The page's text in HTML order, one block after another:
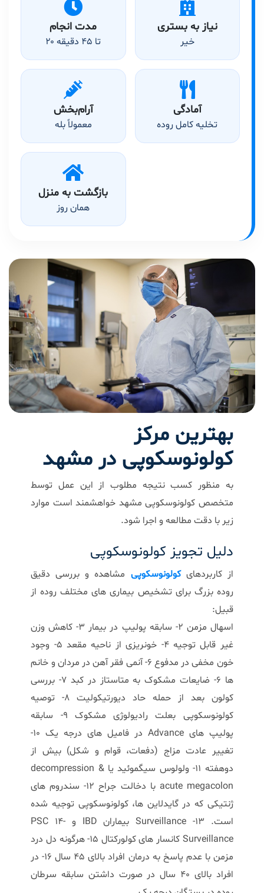
مدت انجام
۲۰ تا ۴۵ دقیقه
نیاز به بستری
خیر
آرام‌بخش
معمولاً بله
آمادگی
تخلیه کامل روده
بازگشت به منزل
همان روز
بهترین مرکز
کولونوسکوپی در مشهد
به منظور کسب نتیجه مطلوب از این عمل توسط
متخصص کولونوسکوپی مشهد خواهشمند است موارد
زیر با دقت مطالعه و اجرا شود.
دلیل تجویز کولونوسکوپی
از کاربردهایکولونوسکوپی مشاهده و بررسی دقیق
روده بزرگ برای تشخیص بیماری های مختلف روده از
قبیل:
اسهال مزمن 2- سابقه پولیپ در بیمار 3- کاهش وزن
غیر قابل توجیه 4- خونریزی از ناحیه مقعد 5- وجود
خون مخفی در مدفوع 6- آنمی فقر آهن در مردان و خانم
ها 6- ضایعات مشکوک به متاستاز در کبد 7- بررسی
کولون بعد از حمله حاد دیورتیکولیت 8- توصیه
کولونوسکوپی بعلت رادیولوژی مشکوک 9- سابقه
پولیپ های Advance در فامیل های درجه یک 10-
تغییر عادت مزاج (دفعات، قوام و شکل) بیش از
دوهفته 11- ولولوس سیگموئید یا decompression &
acute megacolon با دخالت جراح 12- سندروم های
ژنتیکی که در گایدلاین ها، کولونوسکوپی توجیه شده
است. 13- Surveillance بیماران IBD و PSC 14-
Surveillance کانسار های کولورکتال 15- هرگونه دل درد
مزمن با عدم پاسخ به درمان افراد بالای 45 سال 16- در
افراد بالای 40 سال در صورت داشتن سابقه سرطان